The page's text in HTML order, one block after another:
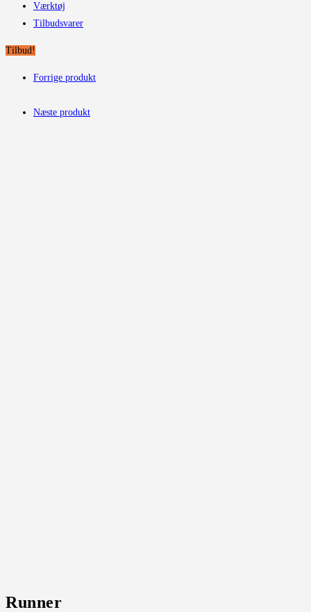
Værktøj
Tilbudsvarer
Tilbud!
Forrige produkt
Næste produkt
Runner